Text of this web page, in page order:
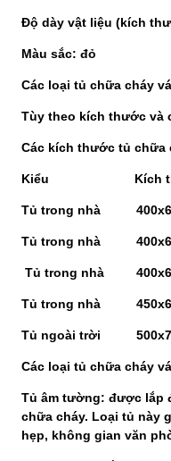
Độ dày vật liệu (kích
Màu sắc: đỏ
Các loại tủ chữa cháy
Tùy theo kích thước và
Các kích thước tủ chữa
Kiểu Kích
Tủ trong nhà
Tủ trong nhà
Tủ trong nhà
Tủ trong nhà
Tủ ngoài trời
Các loại tủ chữa cháy
Tủ âm tường: được lắp
chữa cháy. Loại tủ này
hẹp, không gian văn